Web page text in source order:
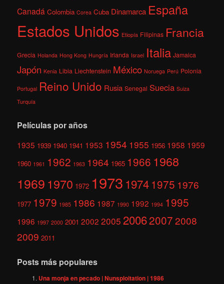
Canadá Colombia Corea Cuba Dinamarca España
Estados Unidos Etiopía Filipinas Francia
Grecia Holanda Hong Kong Hungría Irlanda Israel Italia Jamaica
Japón Kenia Libia Liechtenstein México Noruega Perú Polonia
Portugal Reino Unido Rusia Senegal Suecia Suiza
Turquía
Películas por años
1935 1939 1940 1941 1953 1954 1955 1956 1958 1959
1960 1961 1962 1963 1964 1965 1966 1968
1969 1970 1972 1973 1974 1975 1976
1977 1979 1985 1986 1987 1990 1992 1994 1995
1996 1997 2000 2001 2002 2005 200620072008
2009 2011
Posts más populares
Una monja en pecado | Nunsploitation | 1986